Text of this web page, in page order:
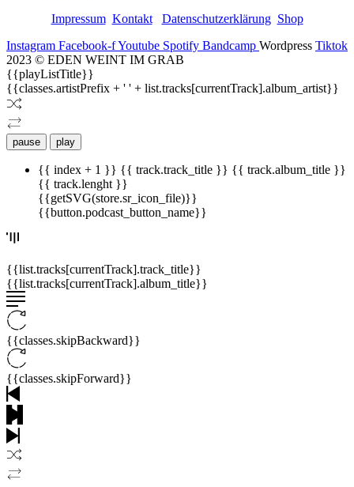
Impressum Kontakt Datenschutzerklärung Shop
Instagram Facebook-fYoutube Spotify Bandcamp Wordpress Tiktok
2023 © EDEN WEINT IM GRAB
{{playListTitle}}
{{classes.artistPrefix + ' ' + list.tracks[currentTrack].album_artist}}
pause play
{{ index + 1 }} {{ track.track_title }} {{ track.album_title }}
{{ track.lenght }}
{{getSVG(store.sr_icon_file)}}
{{button.podcast_button_name}}
{{list.tracks[currentTrack].track_title}}
{{list.tracks[currentTrack].album_title}}
{{classes.skipBackward}}
{{classes.skipForward}}